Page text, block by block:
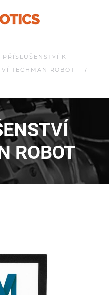
PŘÍSLUŠENSTVÍ K
TECHMAN ROBOT
ROBOT